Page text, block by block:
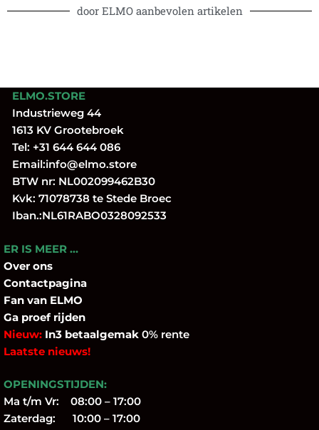
door ELMO aanbevolen artikelen
ELMO.STORE
Industrieweg 44
1613 KV Grootebroek
Tel: +31 644 644 086
Email:info@elmo.store
BTW nr: NL002099462B30
Kvk: 71078738 te Stede Broec
Iban.:NL61RABO0328092533
ER IS MEER …
Over ons
Contactpagina
Fan van ELMO
Ga proef rijden
Nieuw: In3 betaalgemak 0% rente
Laatste nieuws!
OPENINGSTIJDEN:
Ma t/m Vr: 08:00 – 17:00
Zaterdag: 10:00 – 17:00